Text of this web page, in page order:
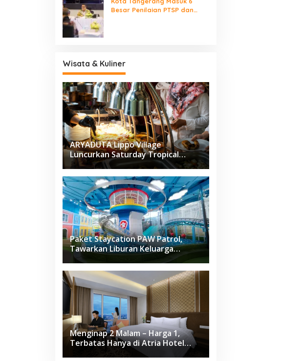
Besar Penilaian PTSP dan
Wisata & Kuliner
ARYADUTA Lippo Village
Luncurkan Saturday Tropical
Brunch
Paket Staycation PAW Patrol,
Tawarkan Liburan Keluarga
Menyenangkan Hanya di Herloom
Hotel BSD
Menginap 2 Malam – Harga 1,
Terbatas Hanya di Atria Hotel